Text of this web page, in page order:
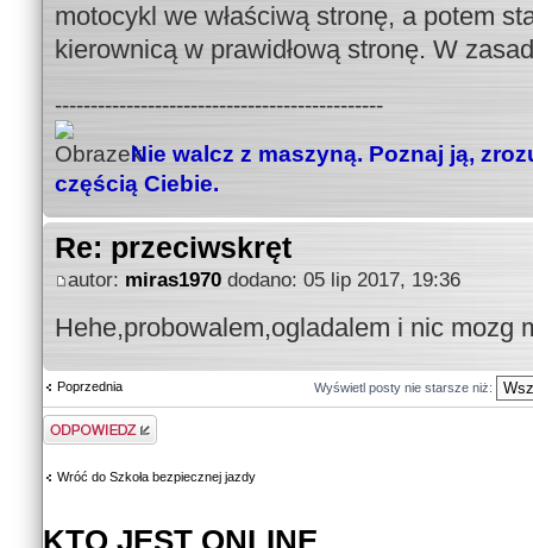
motocykl we właściwą stronę, a potem
kierownicą w prawidłową stronę. W
----------------------------------------------
Nie walcz z maszyną. Poznaj ją,
częścią Ciebie.
Re: przeciwskręt
autor: miras1970dodano: 05 lip 2017, 19:36
Hehe,probowalem,ogladalem i nic mozg
Poprzednia Wyświetl posty nie starsze niż:
Odpowiedz
Wróć do Szkoła bezpiecznej jazdy